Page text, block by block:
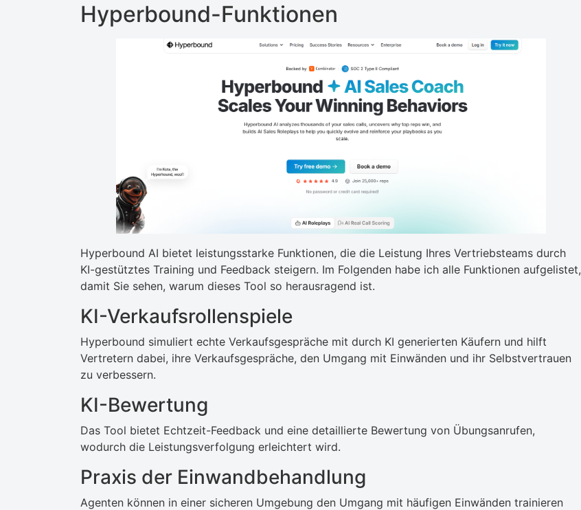
Hyperbound-Funktionen
Hyperbound AI bietet leistungsstarke Funktionen, die die Leistung Ihres Vertriebsteams durch
KI-gestütztes Training und Feedback steigern. Im Folgenden habe ich alle Funktionen aufgelistet,
damit Sie sehen, warum dieses Tool so herausragend ist.
KI-Verkaufsrollenspiele
Hyperbound simuliert echte Verkaufsgespräche mit durch KI generierten Käufern und hilft
Vertretern dabei, ihre Verkaufsgespräche, den Umgang mit Einwänden und ihr Selbstvertrauen
zu verbessern.
KI-Bewertung
Das Tool bietet Echtzeit-Feedback und eine detaillierte Bewertung von Übungsanrufen,
wodurch die Leistungsverfolgung erleichtert wird.
Praxis der Einwandbehandlung
Agenten können in einer sicheren Umgebung den Umgang mit häufigen Einwänden trainieren